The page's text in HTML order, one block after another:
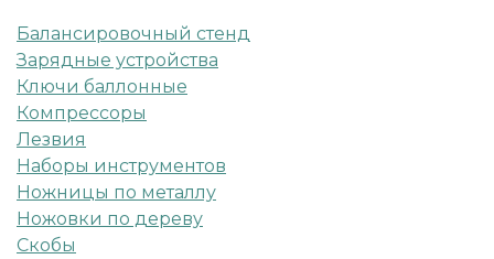
Балансировочный стенд
Зарядные устройства
Ключи баллонные
Компрессоры
Лезвия
Наборы инструментов
Ножницы по металлу
Ножовки по дереву
Скобы